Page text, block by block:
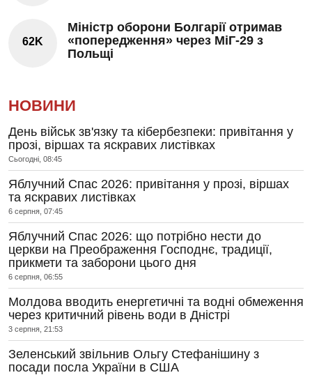
62K
Міністр оборони Болгарії отримав
«попередження» через МіГ-29 з
Польщі
НОВИНИ
День військ зв'язку та кібербезпеки: привітання у
прозі, віршах та яскравих листівках
Сьогодні, 08:45
Яблучний Спас 2026: привітання у прозі, віршах
та яскравих листівках
6 серпня, 07:45
Яблучний Спас 2026: що потрібно нести до
церкви на Преображення Господнє, традиції,
прикмети та заборони цього дня
6 серпня, 06:55
Молдова вводить енергетичні та водні обмеження
через критичний рівень води в Дністрі
3 серпня, 21:53
Зеленський звільнив Ольгу Стефанішину з
посади посла України в США